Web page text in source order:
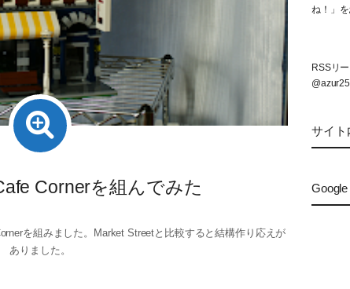
Cornerを組んでみた
を組みました。Market Streetと比較すると結構作り応えが
ありました。
ね！」
RSSリ
サイト